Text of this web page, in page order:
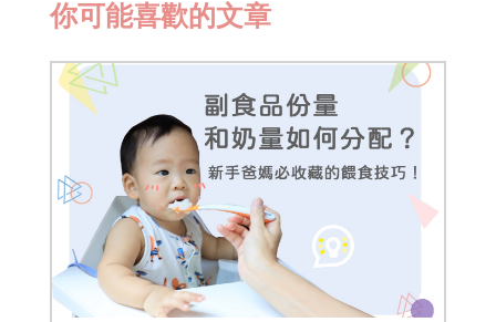
你可能喜歡的文章